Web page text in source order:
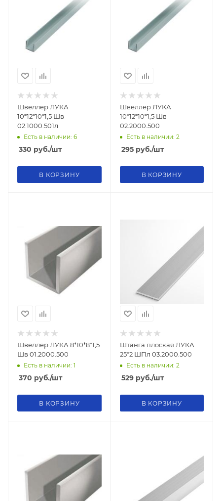
Швеллер ЛУКА
10*12*10*1,5 Шв
02.1000.501л
Есть в наличии: 6
330 руб./шт
В КОРЗИНУ
Швеллер ЛУКА
10*12*10*1,5 Шв
02.2000.500
Есть в наличии: 2
295руб./шт
В КОРЗИНУ
Швеллер ЛУКА 8*10*8*1,5
Шв 01.2000.500
Есть в наличии: 1
370 руб./шт
В КОРЗИНУ
Штанга плоская ЛУКА
25*2 ШПл 03.2000.500
Есть в наличии: 2
529руб./шт
В КОРЗИНУ